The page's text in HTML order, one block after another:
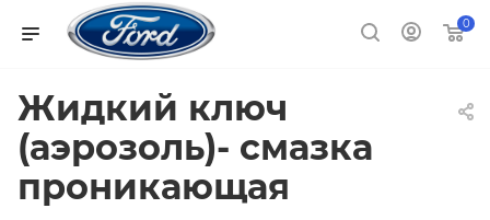
0
Жидкий ключ
(аэрозоль)- смазка
проникающая